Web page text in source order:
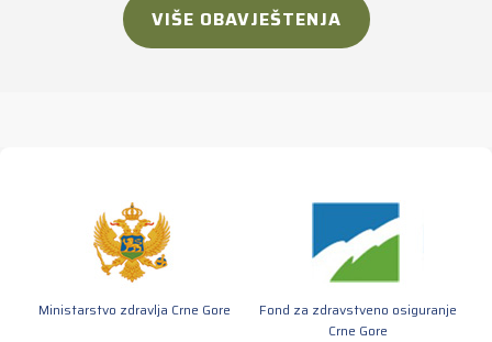
VIŠE OBAVJEŠTENJA
Ministarstvo zdravlja Crne Gore
Fond za zdravstveno osiguranje
Crne Gore